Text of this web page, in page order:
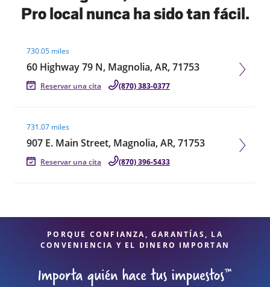
Pro local nunca ha sido tan fácil.
730.05 miles
60 Highway 79 N, Magnolia, AR, 71753
Reservar una cita (870) 383-0377
731.07 miles
907 E. Main Street, Magnolia, AR, 71753
Reservar una cita (870) 396-5433
PORQUE CONFIANZA, GARANTÍAS, LA
CONVENIENCIA Y EL DINERO IMPORTAN